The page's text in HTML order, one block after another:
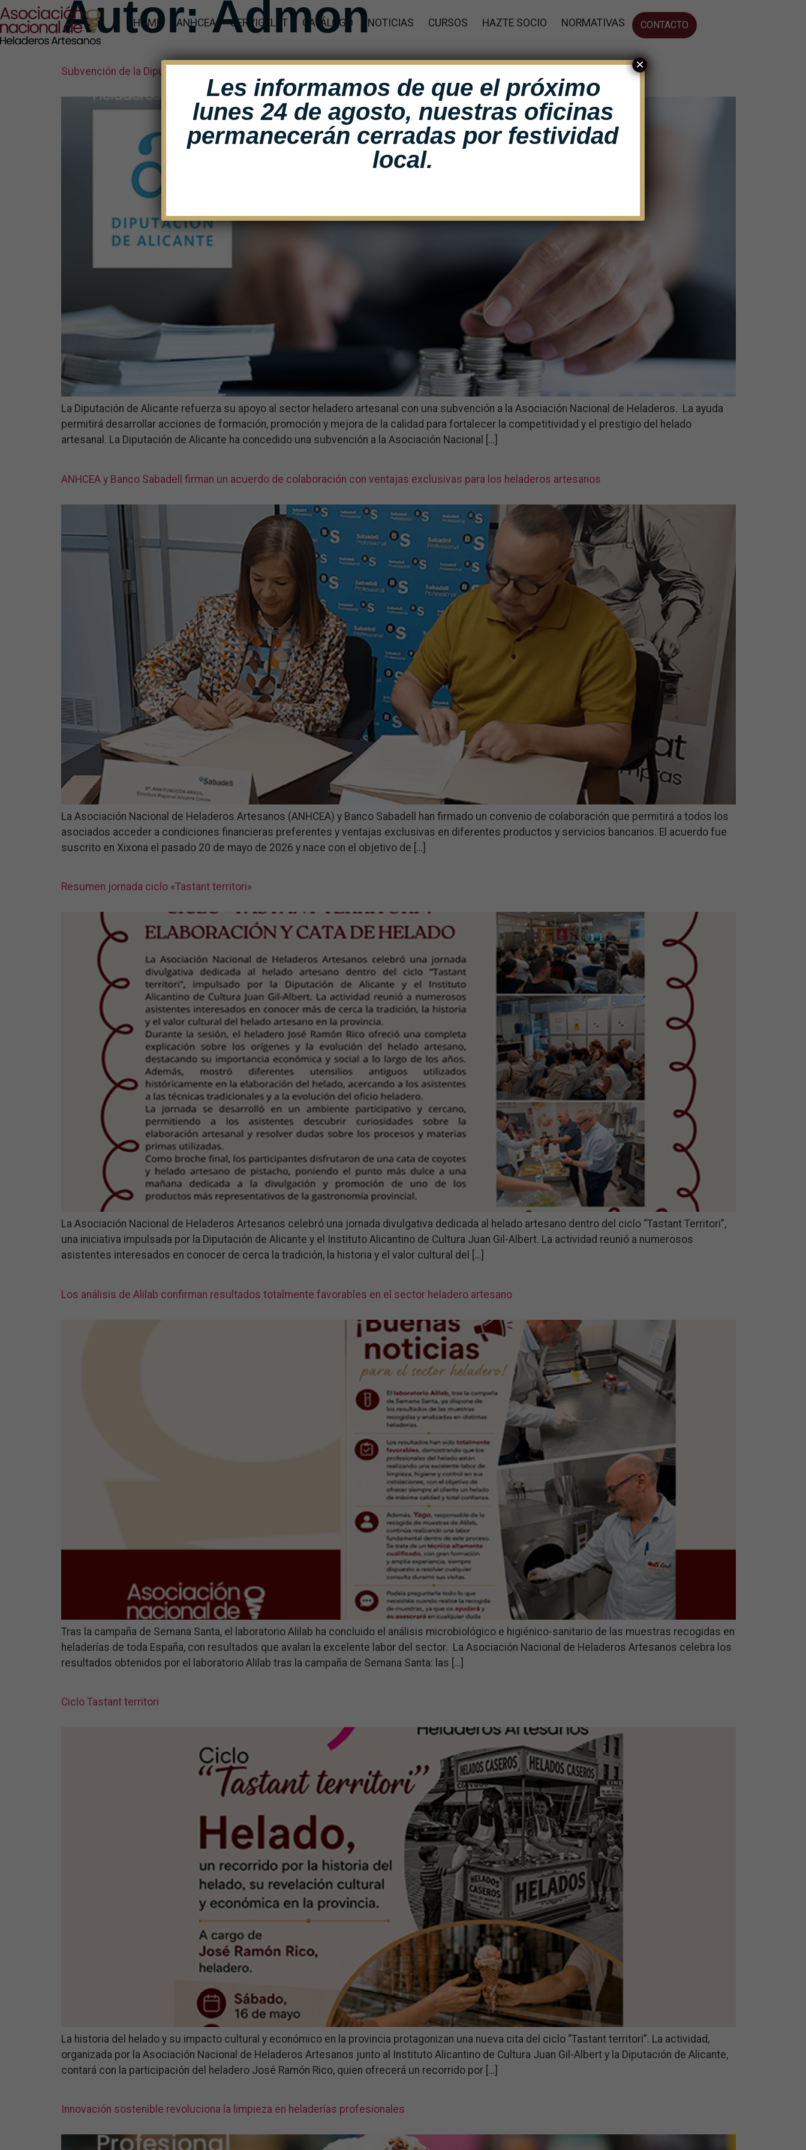
HOME ANHCEA SERVIGELAT CATÁLOGO NOTICIAS CURSOS HAZTE SOCIO NORMATIVAS CONTACTO
Autor:Admon
Subvención de la Diputación de Alicante
La Diputación de Alicante refuerza su apoyo al sector heladero artesanal con una subvención a la Asociación Nacional de Heladeros. La ayuda
permitirá desarrollar acciones de formación, promoción y mejora de la calidad para fortalecer la competitividad y el prestigio del helado
artesanal. La Diputación de Alicante ha concedido una subvención a la Asociación Nacional […]
ANHCEA y Banco Sabadell firman un acuerdo de colaboración con ventajas exclusivas para los heladeros artesanos
La Asociación Nacional de Heladeros Artesanos (ANHCEA) y Banco Sabadell han firmado un convenio de colaboración que permitirá a todos los
asociados acceder a condiciones financieras preferentes y ventajas exclusivas en diferentes productos y servicios bancarios. El acuerdo fue
suscrito en Xixona el pasado 20 de mayo de 2026 y nace con el objetivo de […]
Resumen jornada ciclo «Tastant territori»
La Asociación Nacional de Heladeros Artesanos celebró una jornada divulgativa dedicada al helado artesano dentro del ciclo “Tastant Territori”,
una iniciativa impulsada por la Diputación de Alicante y el Instituto Alicantino de Cultura Juan Gil-Albert. La actividad reunió a numerosos
asistentes interesados en conocer de cerca la tradición, la historia y el valor cultural del […]
Los análisis de Alilab confirman resultados totalmente favorables en el sector heladero artesano
Tras la campaña de Semana Santa, el laboratorio Alilab ha concluido el análisis microbiológico e higiénico-sanitario de las muestras recogidas en
heladerías de toda España, con resultados que avalan la excelente labor del sector. La Asociación Nacional de Heladeros Artesanos celebra los
resultados obtenidos por el laboratorio Alilab tras la campaña de Semana Santa: las […]
Ciclo Tastant territori
La historia del helado y su impacto cultural y económico en la provincia protagonizan una nueva cita del ciclo “Tastant territori”. La actividad,
organizada por la Asociación Nacional de Heladeros Artesanos junto al Instituto Alicantino de Cultura Juan Gil-Albert y la Diputación de Alicante,
contará con la participación del heladero José Ramón Rico, quien ofrecerá un recorrido por […]
Innovación sostenible revoluciona la limpieza en heladerías profesionales
Les informamos de que el próximo
lunes 24 de agosto, nuestras oficinas
permanecerán cerradas por festividad
local.
×